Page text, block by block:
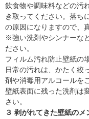
飲食物や調味料などの汚
き取ってください。落ち
の原因になりますので、
※強い洗剤やシンナーな
ださい。
フィルム汚れ防止壁紙の
日常の汚れは、かたく絞
剤や消毒用アルコールを
壁紙表面に残った洗剤は
さい。
３ 剥がれてきた壁紙のメ